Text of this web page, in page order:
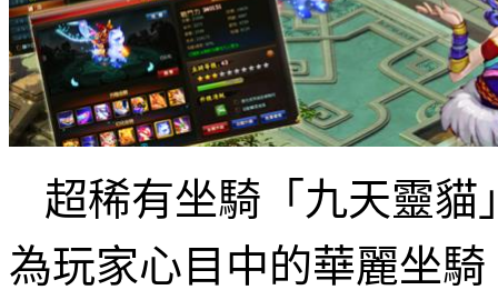
超稀有坐騎「九天靈貓
為玩家心目中的華麗坐